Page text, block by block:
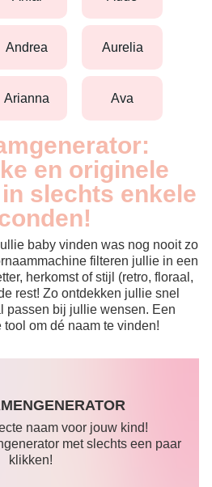
andrea aurelia
arianna ava
en originele
slechts enkele
baby vinden was nog nooit zo
filteren jullie in een
herkomst of stijl (retro, floraal,
rest! Zo ontdekken jullie snel
passen bij jullie wensen. Een
tool om dé naam te vinden!
naam voor jouw kind!
met slechts een paar
klikken!